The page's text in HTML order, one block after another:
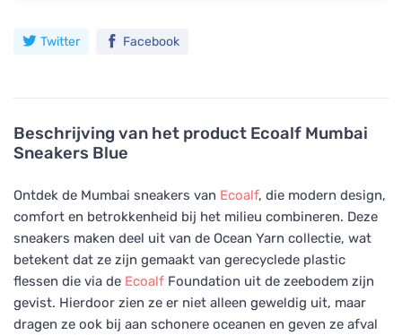
Beschrijving van het product Ecoalf Mumbai
Sneakers Blue
Ontdek de Mumbai sneakers van Ecoalf, die modern design,
comfort en betrokkenheid bij het milieu combineren. Deze
sneakers maken deel uit van de Ocean Yarn collectie, wat
betekent dat ze zijn gemaakt van gerecyclede plastic
flessen die via de Ecoalf Foundation uit de zeebodem zijn
gevist. Hierdoor zien ze er niet alleen geweldig uit, maar
dragen ze ook bij aan schonere oceanen en geven ze afval
Twitter Facebook